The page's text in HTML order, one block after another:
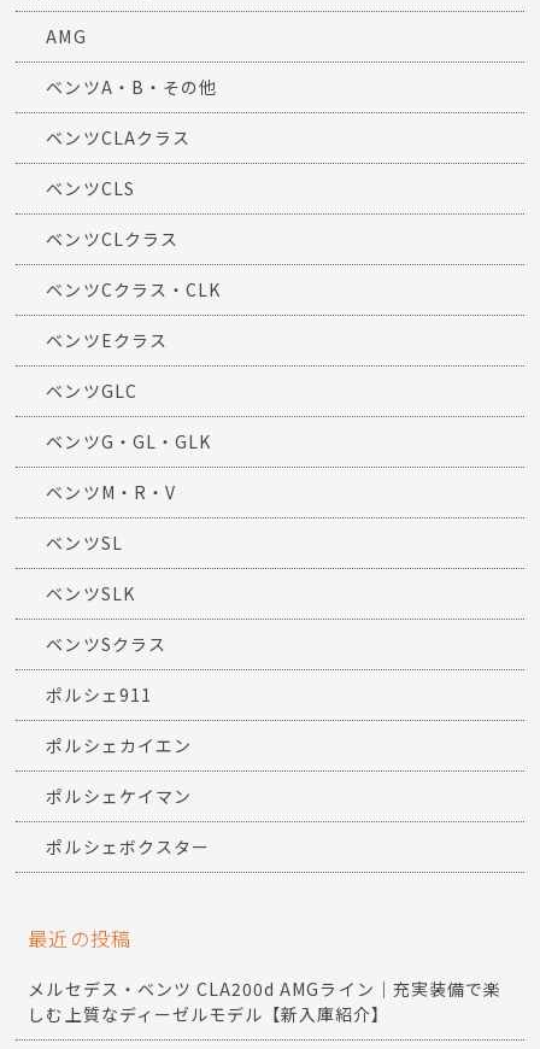
AMG
ベンツA・B・その他
ベンツCLAクラス
ベンツCLS
ベンツCLクラス
ベンツCクラス・CLK
ベンツEクラス
ベンツGLC
ベンツG・GL・GLK
ベンツM・R・V
ベンツSL
ベンツSLK
ベンツSクラス
ポルシェ911
ポルシェカイエン
ポルシェケイマン
ポルシェボクスター
最近の投稿
メルセデス・ベンツ CLA200d AMGライン｜充実装備で楽
しむ上質なディーゼルモデル【新入庫紹介】